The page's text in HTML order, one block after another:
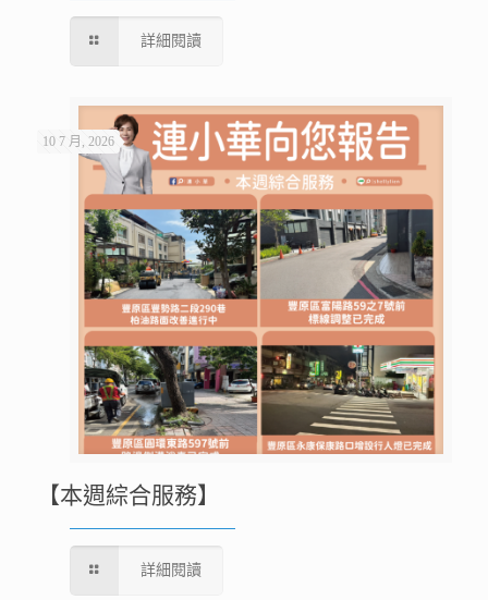
詳細閱讀
10 7 月, 2026
【本週綜合服務】
詳細閱讀